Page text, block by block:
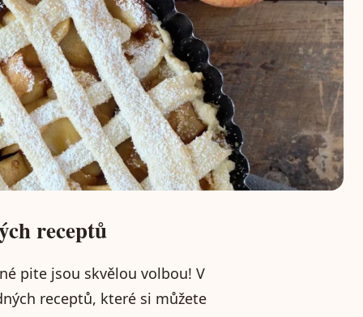
receptů
pite jsou skvělou volbou! V
receptů, které si můžete